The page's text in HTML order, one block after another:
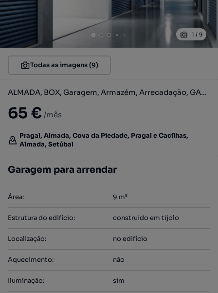
1 / 9
Todas as imagens (9)
ALMADA, BOX, Garagem, Armazém, Arrecadação, GARAGEM, Guarda Móveis
65 € /mês
Pragal, Almada, Cova da Piedade, Pragal e Cacilhas,
Almada, Setúbal
Garagem para arrendar
Área: 9 m²
Estrutura do edifício: construído em tijolo
Localização: no edifício
Aquecimento: não
Iluminação: sim